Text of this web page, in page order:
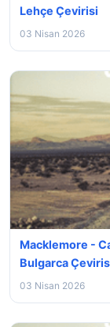
Lehçe Çevirisi
03 Nisan 2026
Macklemore -
Bulgarca
03 Nisan 2026